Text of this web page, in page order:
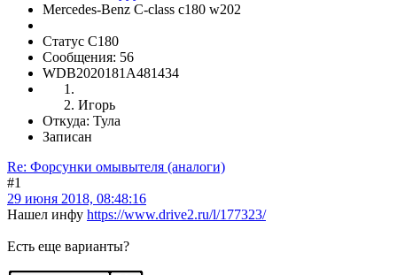
Mercedes-Benz C-class c180 w202
Статус C180
Сообщения: 56
WDB2020181A481434
Игорь
Откуда: Тула
Записан
Re: Форсунки омывытеля (аналоги)
#1
29 июня 2018, 08:48:16
Нашел инфу https://www.drive2.ru/l/177323/
Есть еще варианты?